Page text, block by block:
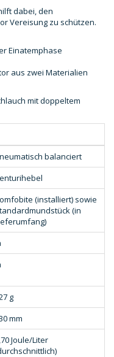
dabei, den
Vereisung zu schützen.
Einatemphase
aus zwei Materialien
mit doppeltem
balanciert
(installiert) sowie
(in
g
mm
Joule/Liter